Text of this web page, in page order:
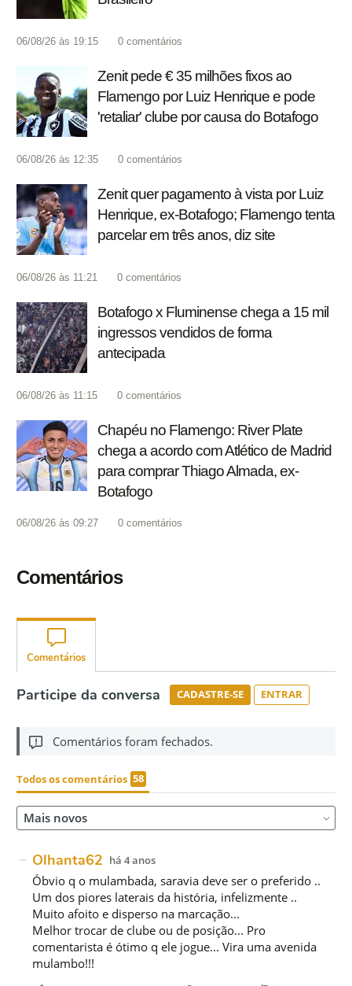
06/08/26 às 19:15 0 comentários
Zenit pede € 35 milhões fixos ao
Flamengo por Luiz Henrique e pode
'retaliar' clube por causa do Botafogo
06/08/26 às 12:35 0 comentários
Zenit quer pagamento à vista por Luiz
Henrique, ex-Botafogo; Flamengo tenta
parcelar em três anos, diz site
06/08/26 às 11:21 0 comentários
Botafogo x Fluminense chega a 15 mil
ingressos vendidos de forma
antecipada
06/08/26 às 11:15 0 comentários
Chapéu no Flamengo: River Plate
chega a acordo com Atlético de Madrid
para comprar Thiago Almada, ex-
Botafogo
06/08/26 às 09:27 0 comentários
Comentários